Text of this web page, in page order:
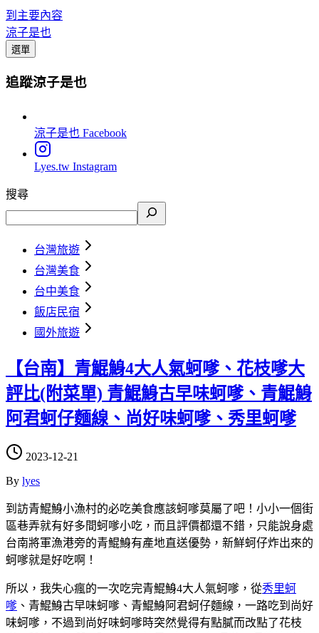
到主要內容
涼子是也
選單
追蹤涼子是也
涼子是也 Facebook
Lyes.tw Instagram
搜尋
台灣旅遊
台灣美食
台中美食
飯店民宿
國外旅遊
【台南】青鯤鯓4大人氣蚵嗲、花枝嗲大
評比(附菜單) 青鯤鯓古早味蚵嗲、青鯤鯓
阿君蚵仔麵線、尚好味蚵嗲、秀里蚵嗲
2023-12-21
By lyes
到訪青鯤鯓小漁村的必吃美食應該蚵嗲莫屬了吧！小小一個街
區巷弄就有好多間蚵嗲小吃，而且評價都還不錯，只能說身處
台南將軍漁港旁的青鯤鯓有產地直送優勢，新鮮蚵仔炸出來的
蚵嗲就是好吃啊！
所以，我失心瘋的一次吃完青鯤鯓4大人氣蚵嗲，從秀里蚵
嗲 、青鯤鯓古早味蚵嗲、青鯤鯓阿君蚵仔麵線，一路吃到尚好
味蚵嗲，不過到尚好味蚵嗲時突然覺得有點膩而改點了花枝